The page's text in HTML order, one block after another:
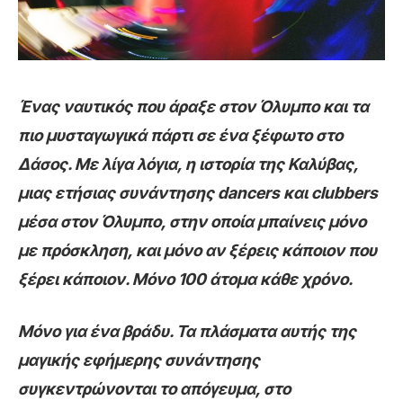
Ένας ναυτικός που άραξε στον Όλυμπο και τα
πιο μυσταγωγικά πάρτι σε ένα ξέφωτο στο
Δάσος. Με λίγα λόγια, η ιστορία της Καλύβας,
μιας ετήσιας συνάντησης dancers και clubbers
μέσα στον Όλυμπο, στην οποία μπαίνεις μόνο
με πρόσκληση, και μόνο αν ξέρεις κάποιον που
ξέρει κάποιον. Μόνο 100 άτομα κάθε χρόνο.
Μόνο για ένα βράδυ. Τα πλάσματα αυτής της
μαγικής εφήμερης συνάντησης
συγκεντρώνονται το απόγευμα, στο